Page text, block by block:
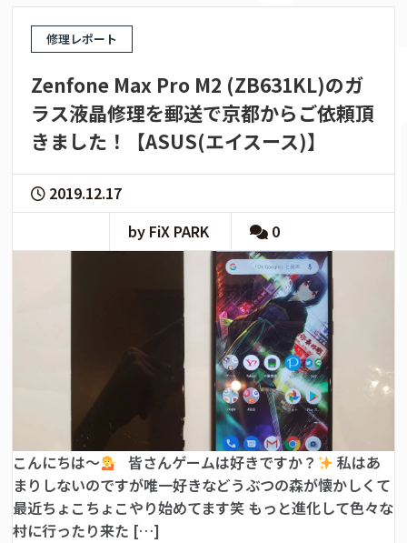
修理レポート
Zenfone Max Pro M2 (ZB631KL)のガ
ラス液晶修理を郵送で京都からご依頼頂
きました！【ASUS(エイスース)】
2019.12.17
by FiX PARK
0
こんにちは～ 皆さんゲームは好きですか？
私はあ
まりしないのですが唯一好きなどうぶつの森が懐かしくて
最近ちょこちょこやり始めてます笑 もっと進化して色々な
村に行ったり来た […]